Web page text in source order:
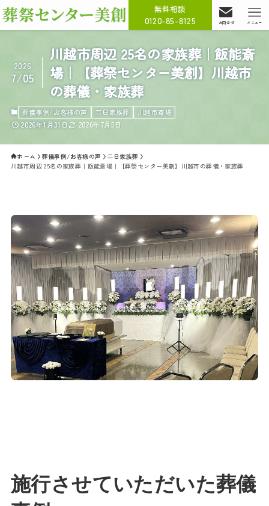
無料相談
0120-85-8125 お問合せ メニュー
川越市周辺 25名の家族葬｜飯能斎
場｜【葬祭センター美創】川越市
の葬儀・家族葬
2026
7/05
葬儀事例/お客様の声 二日家族葬 川越市斎場
2026年1月31日 2026年7月5日
ホーム 葬儀事例/お客様の声
二日家族葬
川越市周辺 25名の家族葬｜飯能斎場｜【葬祭センター美創】川越市の葬儀・家族葬
施行させていただいた葬儀